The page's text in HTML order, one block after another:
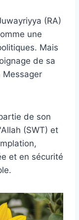
(RA)
une
Mais
de sa
Messager
de son
(SWT) et
et en sécurité